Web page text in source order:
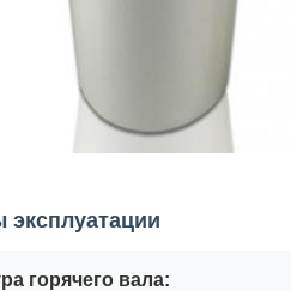
эксплуатации
горячего вала: